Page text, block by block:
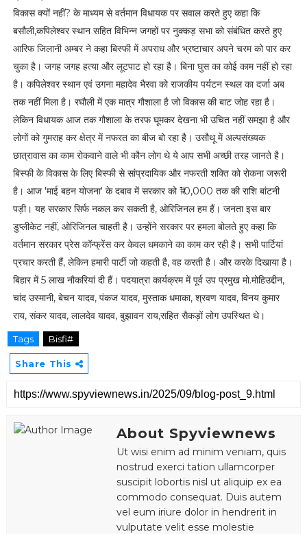
विकास क्यों नहीं? के माध्यम से वर्तमान विधायक पर सवाल करते हुए कहा कि
बसौली,कपिलेश्वर स्थान सहित विभिन्न जगहों पर नुक्कड़ सभा को संबंधित करते हुए
आरिफ जिलानी अम्बर ने कहा बिस्फी में अपराध और भ्रष्टाचार अपने चरम को पार कर
चुका है। जगह जगह हत्या और लूटपाट हो रहा है। बिना घुस का कोई काम नहीं हो रहा
है। कपिलेश्वर स्थान एवं उगना महादेव भैरवा को राजकीय पर्यटन स्थल का दर्जा अब
तक नहीं मिला है। रघौली में एक मात्र गौशाला है जो विकास की बाट जोह रहा है।
लेकिन विधायक आज तक गौशाला के तरफ घूमकर देखना भी उचित नहीं समझा है और
लोगों को गुमराह कर क्षेत्र में नफरत का बीज बो रहा है। उसौथू में अल्पसंख्यक
छात्रावास का काम रोकवाने वाले भी कौन लोग थे ये आप सभी अच्छी तरह जानते है।
बिस्फी के विकास के लिए बिस्फी से सांप्रदायिक और नफरती शक्ति को रोकना जरूरी
है। आज 'माई बहन योजना' के दबाव में सरकार को ₹10,000 तक की राशि बांटनी
पड़ी। यह सरकार सिर्फ नकल कर सकती है, ओरिजिनल हम हैं। जनता इस बार
डुप्लीकेट नहीं, ओरिजिनल चाहती है। उन्होंने सरकार पर हमला बोलते हुए कहा कि
वर्तमान सरकार प्रेस कॉन्फ्रेंस कर केवल धमकाने का काम कर रही है। सभी पार्टियां
प्रचार करती हैं, लेकिन हमारी पार्टी जो कहती है, वह करती है। और करके दिखाया है।
बिहार में 5 लाख नौकरियां दी हैं। पदयात्रा कार्यक्रम में पूर्व उप प्रमुख मो.मोहिउद्दीन,
चांद उस्मानी, बेचन यादव, पंकज यादव, मुस्ताक धमाका, श्रवण यादव, विनय कुमार
राय, संकर यादव, लालदेव यादव, बुझावन राय,सहित सैकड़ों लोग उपस्थित थे।
Tags Bisfi#
Share This
About Spyviewnews
Ut wisi enim ad minim veniam, quis
nostrud exerci tation ullamcorper
suscipit lobortis nisl ut aliquip ex ea
commodo consequat. Duis autem
vel eum iriure dolor in hendrerit in
vulputate velit esse molestie